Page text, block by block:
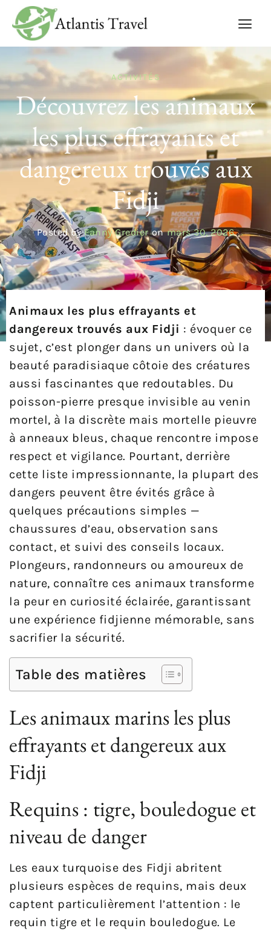
ACTIVITÉS
Découvrez les animaux
les plus effrayants et
dangereux trouvés aux
Fidji
Posted by Fanny Gredier on mars 30, 2026
Animaux les plus effrayants et
dangereux trouvés aux Fidji : évoquer ce
sujet, c’est plonger dans un univers où la
beauté paradisiaque côtoie des créatures
aussi fascinantes que redoutables. Du
poisson-pierre presque invisible au venin
mortel, à la discrète mais mortelle pieuvre
à anneaux bleus, chaque rencontre impose
respect et vigilance. Pourtant, derrière
cette liste impressionnante, la plupart des
dangers peuvent être évités grâce à
quelques précautions simples —
chaussures d’eau, observation sans
contact, et suivi des conseils locaux.
Plongeurs, randonneurs ou amoureux de
nature, connaître ces animaux transforme
la peur en curiosité éclairée, garantissant
une expérience fidjienne mémorable, sans
sacrifier la sécurité.
Table des matières
Les animaux marins les plus
effrayants et dangereux aux
Fidji
Requins : tigre, bouledogue et
niveau de danger
Les eaux turquoise des Fidji abritent
plusieurs espèces de requins, mais deux
captent particulièrement l’attention : le
requin tigre et le requin bouledogue. Le